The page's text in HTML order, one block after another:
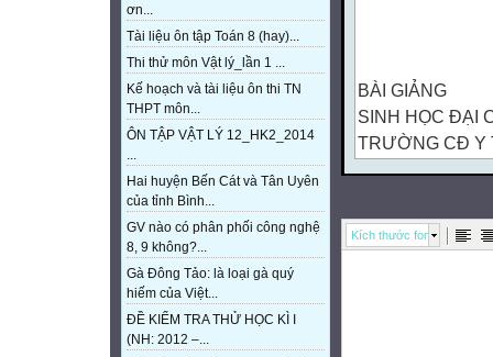
ơn...
Tài liệu ôn tập Toán 8 (hay)...
Thi thử môn Vật lý_lần 1 ...
Kế hoạch và tài liệu ôn thi TN
THPT môn...
ÔN TẬP VẬT LÝ 12_HK2_2014
...
Hai huyện Bến Cát và Tân Uyên
của tỉnh Bình...
GV nào có phân phối công nghệ
8, 9 không?...
Gà Đông Tảo: là loại gà quý
hiếm của Việt...
ĐỀ KIỂM TRA THỬ HỌC KÌ I
(NH: 2012 –...
BÀI GIẢNG
SINH HỌC ĐẠI
TRƯỜNG CĐ Y
GV: THÂN THỊ
1
2
Kích thước font